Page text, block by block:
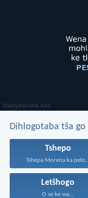
Dihlogotaba tša
Tshepo
Tshepa Morena ka
Letšhogo
O se ke wa...